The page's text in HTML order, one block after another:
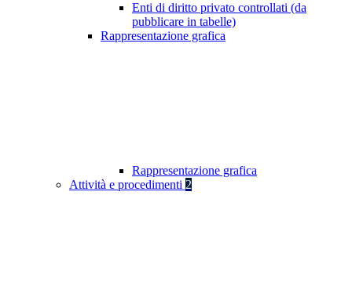
Enti di diritto privato controllati (da
pubblicare in tabelle)
Rappresentazione grafica
Rappresentazione grafica
Attività e procedimenti 2